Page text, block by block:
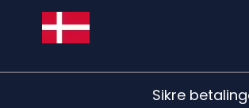
Sikre